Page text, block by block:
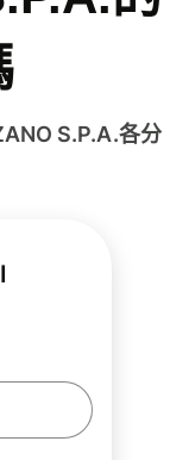
S.P.A.各分